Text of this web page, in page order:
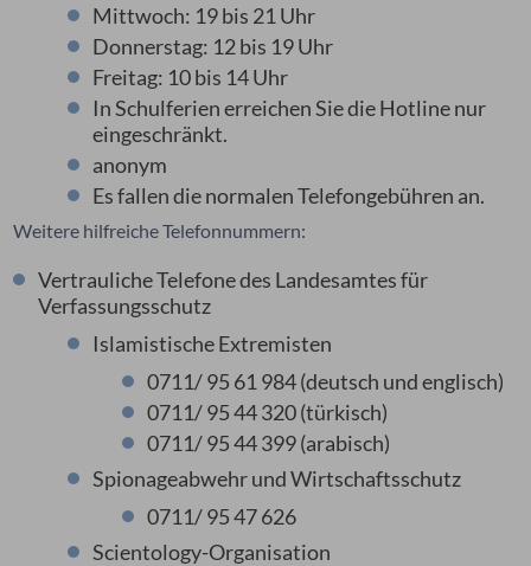
Mittwoch: 19 bis 21 Uhr
Donnerstag: 12 bis 19 Uhr
Freitag: 10 bis 14 Uhr
In Schulferien erreichen Sie die Hotline nur
eingeschränkt.
anonym
Es fallen die normalen Telefongebühren an.
Weitere hilfreiche Telefonnummern:
Vertrauliche Telefone des Landesamtes für
Verfassungsschutz
Islamistische Extremisten
0711/ 95 61 984 (deutsch und englisch)
0711/ 95 44 320 (türkisch)
0711/ 95 44 399 (arabisch)
Spionageabwehr und Wirtschaftsschutz
0711/ 95 47 626
Scientology-Organisation